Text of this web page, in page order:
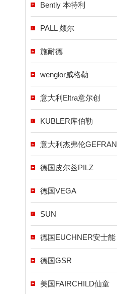
Bently 本特利
PALL 颇尔
施耐德
wenglor威格勒
意大利Eltra意尔创
KUBLER库伯勒
意大利杰弗伦GEFRAN
德国皮尔兹PILZ
德国VEGA
SUN
德国EUCHNER安士能
德国GSR
美国FAIRCHILD仙童